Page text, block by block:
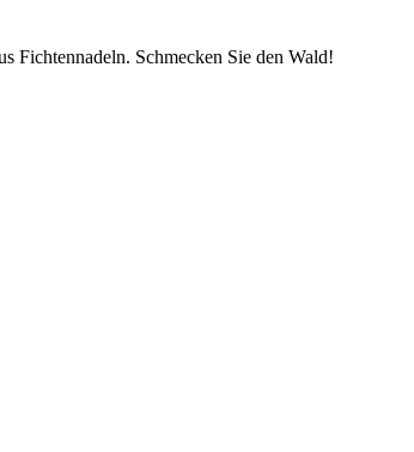
Fichtennadeln. Schmecken Sie den Wald!